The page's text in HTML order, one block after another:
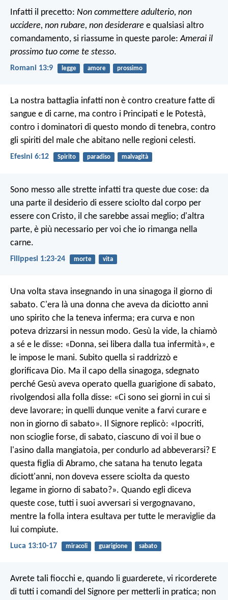
Infatti il precetto: Non commettere adulterio, non
uccidere, non rubare, non desiderare e qualsiasi altro
comandamento, si riassume in queste parole:Amerai il
prossimo tuo come te stesso.
Romani 13:9 legge amore prossimo
La nostra battaglia infatti non è contro creature fatte di
sangue e di carne, ma contro i Principati e le Potestà,
contro i dominatori di questo mondo di tenebra, contro
gli spiriti del male che abitano nelle regioni celesti.
Efesini 6:12 Spirito paradiso malvagità
Sono messo alle strette infatti tra queste due cose: da
una parte il desiderio di essere sciolto dal corpo per
essere con Cristo, il che sarebbe assai meglio; d'altra
parte, è più necessario per voi che io rimanga nella
carne.
Filippesi 1:23-24 morte vita
Una volta stava insegnando in una sinagoga il giorno di
sabato. C'era là una donna che aveva da diciotto anni
uno spirito che la teneva inferma; era curva e non
poteva drizzarsi in nessun modo. Gesù la vide, la chiamò
a sé e le disse: «Donna, sei libera dalla tua infermità», e
le impose le mani. Subito quella si raddrizzò e
glorificava Dio. Ma il capo della sinagoga, sdegnato
perché Gesù aveva operato quella guarigione di sabato,
rivolgendosi alla folla disse: «Ci sono sei giorni in cui si
deve lavorare; in quelli dunque venite a farvi curare e
non in giorno di sabato». Il Signore replicò: «Ipocriti,
non scioglie forse, di sabato, ciascuno di voi il bue o
l'asino dalla mangiatoia, per condurlo ad abbeverarsi? E
questa figlia di Abramo, che satana ha tenuto legata
diciott'anni, non doveva essere sciolta da questo
legame in giorno di sabato?». Quando egli diceva
queste cose, tutti i suoi avversari si vergognavano,
mentre la folla intera esultava per tutte le meraviglie da
lui compiute.
Luca 13:10-17 miracoli guarigione sabato
Avrete tali fiocchi e, quando li guarderete, vi ricorderete
di tutti i comandi del Signore per metterli in pratica; non